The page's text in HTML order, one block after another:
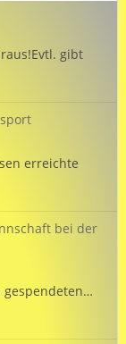
gibt
erreichte
bei der
gespendeten…